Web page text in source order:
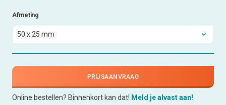
Afmeting
PRIJSAANVRAAG
Online bestellen? Binnenkort kan dat! Meld je alvast aan!